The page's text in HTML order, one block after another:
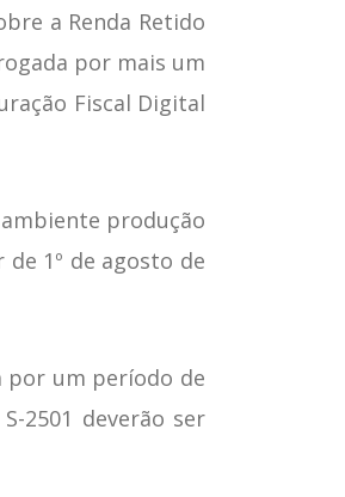
a Renda Retido
por mais um
Fiscal Digital
produção
1º de agosto de
por um período de
2501 deverão ser